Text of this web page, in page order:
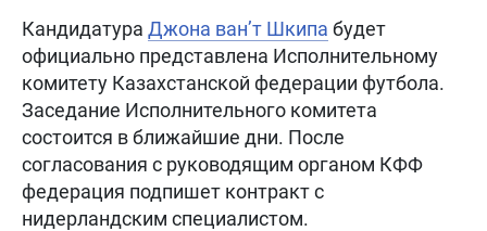
Кандидатура Джона ван’т Шкипа будет
официально представлена Исполнительному
комитету Казахстанской федерации футбола.
Заседание Исполнительного комитета
состоится в ближайшие дни. После
согласования с руководящим органом КФФ
федерация подпишет контракт с
нидерландским специалистом.